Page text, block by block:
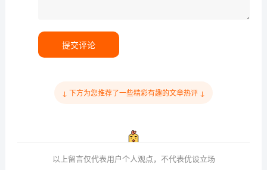
提交评论
↓ 下方为您推荐了一些精彩有趣的文章热评 ↓
以上留言仅代表用户个人观点，不代表优设立场